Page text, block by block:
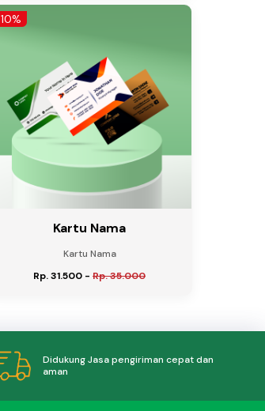
10%
Kartu Nama
Kartu Nama
Rp. 31.500 - Rp. 35.000
Didukung Jasa pengiriman cepat dan
aman